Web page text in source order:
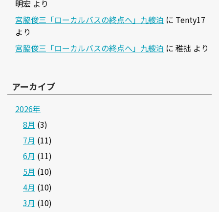
明宏 より
宮脇俊三「ローカルバスの終点へ」九艘泊 に Tenty17
より
宮脇俊三「ローカルバスの終点へ」九艘泊 に 稚拙 より
アーカイブ
2026年
8月 (3)
7月 (11)
6月 (11)
5月 (10)
4月 (10)
3月 (10)